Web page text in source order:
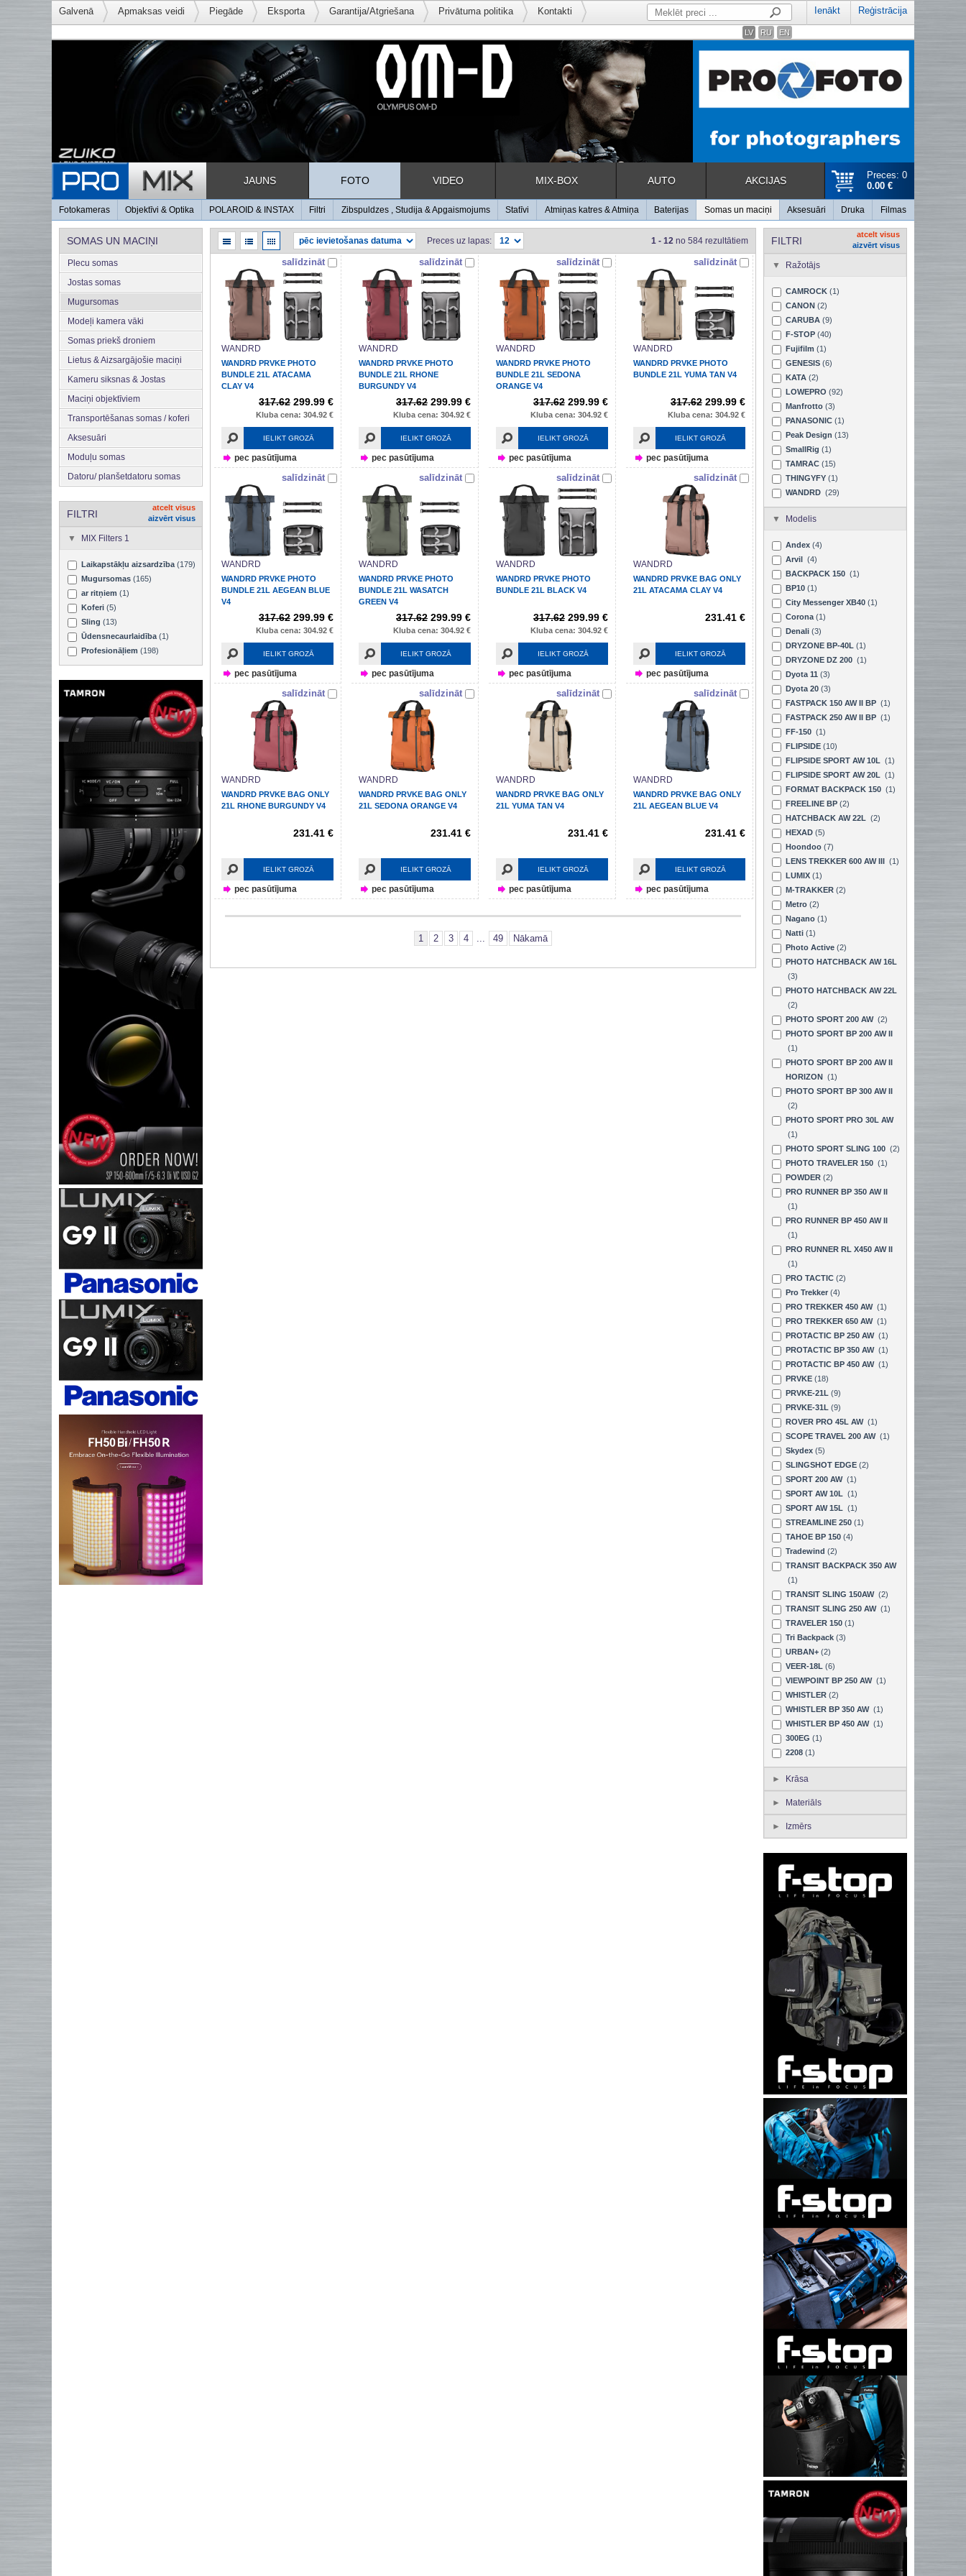
Galvenā Apmaksas veidi Piegāde Eksporta Garantija/Atgriešana Privātuma politika Kontakti Ienākt Reģistrācija
LV RU EN
Preces: 0
0.00 €
JAUNS FOTO VIDEO MIX-BOX AUTO AKCIJAS
Fotokameras Objektīvi & Optika POLAROID & INSTAX Filtri Zibspuldzes , Studija & Apgaismojums Statīvi Atmiņas katres & Atmiņa Baterijas Somas un maciņi Aksesuāri Druka Filmas
SOMAS UN MACIŅI
Plecu somas
Jostas somas
Mugursomas
Modeļi kamera vāki
Somas priekš droniem
Lietus & Aizsargājošie maciņi
Kameru siksnas & Jostas
Maciņi objektīviem
Transportēšanas somas / koferi
Aksesuāri
Moduļu somas
Datoru/ planšetdatoru somas
FILTRI
atcelt visus
aizvērt visus
MIX Filters 1
Laikapstākļu aizsardzība (179)
Mugursomas (165)
ar ritņiem (1)
Koferi (5)
Sling (13)
Ūdensnecaurlaidība (1)
Profesionāļiem (198)
FILTRI
atcelt visus
aizvērt visus
Ražotājs
CAMROCK (1)
CANON (2)
CARUBA (9)
F-STOP (40)
Fujifilm (1)
GENESIS (6)
KATA (2)
LOWEPRO (92)
Manfrotto (3)
PANASONIC (1)
Peak Design (13)
SmallRig (1)
TAMRAC (15)
THINGYFY (1)
WANDRD (29)
Modelis
Andex (4)
Arvil
(4)
BACKPACK 150 (1)
BP10 (1)
City Messenger XB40 (1)
Corona (1)
Denali (3)
DRYZONE BP-40L (1)
DRYZONE DZ 200 (1)
Dyota 11 (3)
Dyota 20 (3)
FASTPACK 150 AW II BP (1)
FASTPACK 250 AW II BP (1)
FF-150 (1)
FLIPSIDE (10)
FLIPSIDE SPORT AW 10L (1)
FLIPSIDE SPORT AW 20L (1)
FORMAT BACKPACK 150 (1)
FREELINE BP (2)
HATCHBACK AW 22L (2)
HEXAD (5)
Hoondoo (7)
LENS TREKKER 600 AW III
(1)
LUMIX (1)
M-TRAKKER (2)
Metro (2)
Nagano (1)
Natti (1)
Photo Active (2)
PHOTO HATCHBACK AW 16L
(3)
PHOTO HATCHBACK AW 22L
(2)
PHOTO SPORT 200 AW (2)
PHOTO SPORT BP 200 AW II
(1)
PHOTO SPORT BP 200 AW II
HORIZON
(1)
PHOTO SPORT BP 300 AW II
(2)
PHOTO SPORT PRO 30L AW
(1)
PHOTO SPORT SLING 100 (2)
PHOTO TRAVELER 150 (1)
POWDER (2)
PRO RUNNER BP 350 AW II
(1)
PRO RUNNER BP 450 AW II
(1)
PRO RUNNER RL X450 AW II
(1)
PRO TACTIC (2)
Pro Trekker (4)
PRO TREKKER 450 AW (1)
PRO TREKKER 650 AW (1)
PROTACTIC BP 250 AW (1)
PROTACTIC BP 350 AW (1)
PROTACTIC BP 450 AW (1)
PRVKE (18)
PRVKE-21L (9)
PRVKE-31L (9)
ROVER PRO 45L AW (1)
SCOPE TRAVEL 200 AW (1)
Skydex (5)
SLINGSHOT EDGE (2)
SPORT 200 AW (1)
SPORT AW 10L (1)
SPORT AW 15L (1)
STREAMLINE 250 (1)
TAHOE BP 150 (4)
Tradewind (2)
TRANSIT BACKPACK 350 AW
(1)
TRANSIT SLING 150AW (2)
TRANSIT SLING 250 AW (1)
TRAVELER 150 (1)
Tri Backpack (3)
URBAN+ (2)
VEER-18L (6)
VIEWPOINT BP 250 AW (1)
WHISTLER (2)
WHISTLER BP 350 AW (1)
WHISTLER BP 450 AW (1)
300EG (1)
2208 (1)
Krāsa
Materiāls
Izmērs
Preces uz lapas: 1 - 12 no 584 rezultātiem
salīdzināt
WANDRD
WANDRD PRVKE PHOTO
BUNDLE 21L ATACAMA
CLAY V4
317.62 299.99 €
Kluba cena: 304.92 €
IELIKT GROZĀ
pec pasūtījuma
salīdzināt
WANDRD
WANDRD PRVKE PHOTO
BUNDLE 21L RHONE
BURGUNDY V4
317.62 299.99 €
Kluba cena: 304.92 €
IELIKT GROZĀ
pec pasūtījuma
salīdzināt
WANDRD
WANDRD PRVKE PHOTO
BUNDLE 21L SEDONA
ORANGE V4
317.62 299.99 €
Kluba cena: 304.92 €
IELIKT GROZĀ
pec pasūtījuma
salīdzināt
WANDRD
WANDRD PRVKE PHOTO
BUNDLE 21L YUMA TAN V4
317.62 299.99 €
Kluba cena: 304.92 €
IELIKT GROZĀ
pec pasūtījuma
salīdzināt
WANDRD
WANDRD PRVKE PHOTO
BUNDLE 21L AEGEAN BLUE
V4
317.62 299.99 €
Kluba cena: 304.92 €
IELIKT GROZĀ
pec pasūtījuma
salīdzināt
WANDRD
WANDRD PRVKE PHOTO
BUNDLE 21L WASATCH
GREEN V4
317.62 299.99 €
Kluba cena: 304.92 €
IELIKT GROZĀ
pec pasūtījuma
salīdzināt
WANDRD
WANDRD PRVKE PHOTO
BUNDLE 21L BLACK V4
317.62 299.99 €
Kluba cena: 304.92 €
IELIKT GROZĀ
pec pasūtījuma
salīdzināt
WANDRD
WANDRD PRVKE BAG ONLY
21L ATACAMA CLAY V4
231.41 €
IELIKT GROZĀ
pec pasūtījuma
salīdzināt
WANDRD
WANDRD PRVKE BAG ONLY
21L RHONE BURGUNDY V4
231.41 €
IELIKT GROZĀ
pec pasūtījuma
salīdzināt
WANDRD
WANDRD PRVKE BAG ONLY
21L SEDONA ORANGE V4
231.41 €
IELIKT GROZĀ
pec pasūtījuma
salīdzināt
WANDRD
WANDRD PRVKE BAG ONLY
21L YUMA TAN V4
231.41 €
IELIKT GROZĀ
pec pasūtījuma
salīdzināt
WANDRD
WANDRD PRVKE BAG ONLY
21L AEGEAN BLUE V4
231.41 €
IELIKT GROZĀ
pec pasūtījuma
1 2 3 4 ... 49 Nākamā